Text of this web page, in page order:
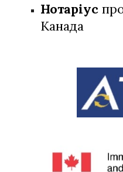
Нотаріус
Канада